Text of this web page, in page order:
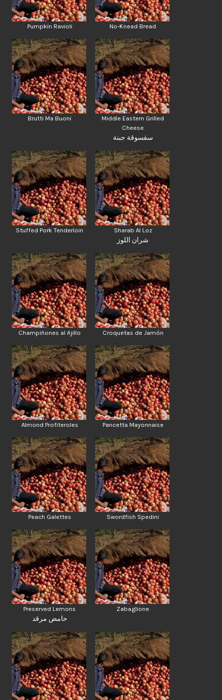
Pumpkin Ravioli No-Knead Bread
Brutti Ma Buoni
Middle Eastern Grilled
Cheese
سقسوقة جبنة
Stuffed Pork Tenderloin Sharab Al Loz
شران اللوز
Champiñones al Ajillo Croquetas de Jamón
Almond Profiteroles Pancetta Mayonnaise
Peach Galettes Swordfish Spedini
Preserved Lemons
حامض مرقد
Zabaglione